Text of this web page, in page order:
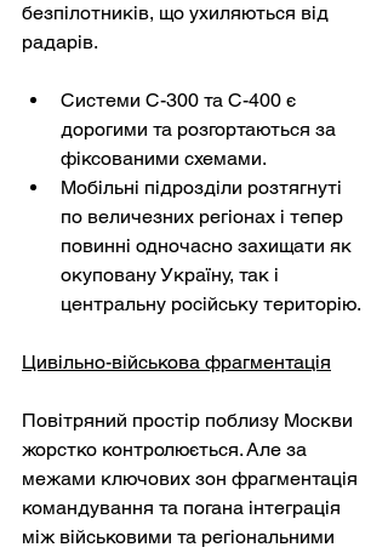
безпілотників, що ухиляються від
радарів.
Системи С-300 та С-400 є
дорогими та розгортаються за
фіксованими схемами.
Мобільні підрозділи розтягнуті
по величезних регіонах і тепер
повинні одночасно захищати як
окуповану Україну, так і
центральну російську територію.
Цивільно-військова фрагментація
Повітряний простір поблизу Москви
жорстко контролюється. Але за
межами ключових зон фрагментація
командування та погана інтеграція
між військовими та регіональними